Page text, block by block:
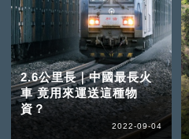
2.6公里長｜中國最長火
車 竟用來運送這種物
資？
2022-09-04